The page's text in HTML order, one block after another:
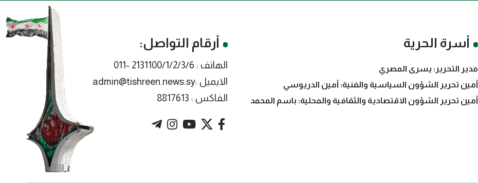
أسرة الحرية
مدير التحرير: يسرى المصري
أمين تحرير الشؤون السياسية والفنية: أمين الدريوسي
أمين تحرير الشؤون الاقتصادية والثقافية والمحلية: باسم المحمد
أرقام التواصل:
الهاتف : 2131100/1/2/3/6 -011
الايميل :admin@tishreen.news.sy
الفاكس : 8817613